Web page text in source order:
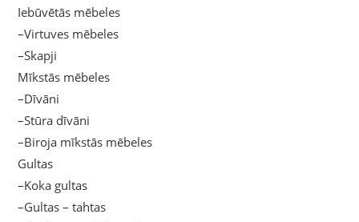
Iebūvētās mēbeles
–Virtuves mēbeles
–Skapji
Mīkstās mēbeles
–Dīvāni
–Stūra dīvāni
–Biroja mīkstās mēbeles
Gultas
–Koka gultas
–Gultas – tahtas